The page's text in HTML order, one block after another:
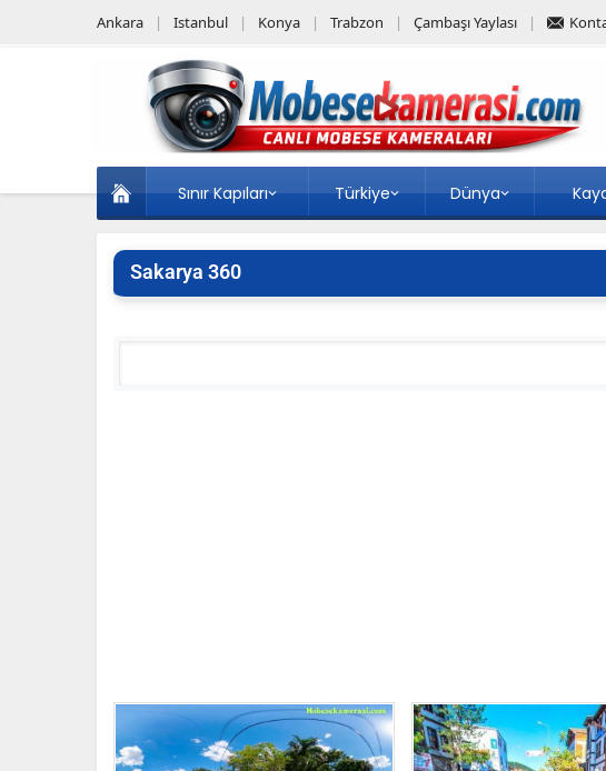
Ankara Istanbul Konya Trabzon Çambaşı Yaylası
Sınır Kapıları Türkiye Dünya
Sakarya 360